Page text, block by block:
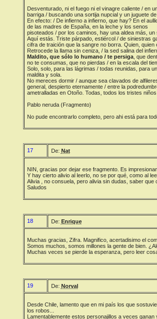
Desventurado, ni el fuego ni el vinagre caliente / en
barriga / buscando una sortija nupcial y un juguete
En efecto: / De infierno a infierno, que hay? En el
de las madres de España, en la leche y los senos
pisoteados / por los caminos, hay una aldea más,
Aquí estás. Triste párpado, estiércol / de siniestras
cifra de traición que la sangre no borra. Quien,
Retrocede la llama sin ceniza, / la sed salina del
Maldito, que sólo lo humano / te persiga, que
no te consumas, que no pierdas / en la escala del
Solo, solo, para las lágrimas / todas reunidas, para
maldita y sola.
No mereces dormir / aunque sea clavados de
general, despierto eternamente / entre la
ametralladas en Otoño. Todas, todos los tristes
Pablo neruda (Fragmento)
No pude encontrarlo completo, pero ahi está para
17 De: Nat
NIN, gracias por dejar ese fragmento. Es
Y hay cierto alivio al leerlo, no se por qué, como al
Alivia , no consuela, pero alivia sin dudas, saber que
Saludos
18 De: Enrique
Muchas gracias, Zifra. Magnifico, acertadisimo el
Somos muchos, somos millones la gente de bien.
Muchas veces se pierde la esperanza, pero leer
19 De: Norval
Desde Chile, lamento que en mi país los que
los robos...
Lamentablemente estos personajillos a veces